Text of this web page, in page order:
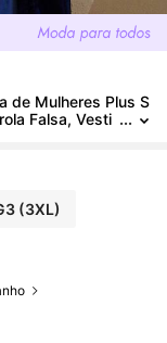
de Mulheres Plus S
Falsa, Vesti
(3XL)